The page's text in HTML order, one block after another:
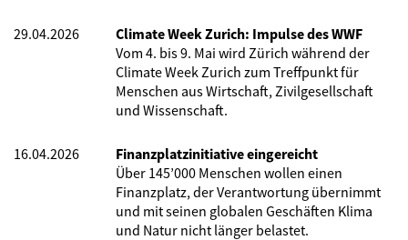
29.04.2026
Climate Week Zurich: Impulse des WWF
Vom 4. bis 9. Mai wird Zürich während der
Climate Week Zurich zum Treffpunkt für
Menschen aus Wirtschaft, Zivilgesellschaft
und Wissenschaft.
16.04.2026
Finanzplatzinitiative eingereicht
Über 145’000 Menschen wollen einen
Finanzplatz, der Verantwortung übernimmt
und mit seinen globalen Geschäften Klima
und Natur nicht länger belastet.